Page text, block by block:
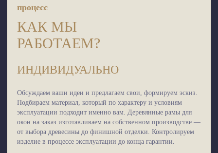
процесс
КАК МЫ
РАБОТАЕМ?
ИНДИВИДУАЛЬНО
Обсуждаем ваши идеи и предлагаем свои, формируем эскиз.
Подбираем материал, который по характеру и условиям
эксплуатации подходит именно вам. Деревянные рамы для
окон на заказ изготавливаем на собственном производстве —
от выбора древесины до финишной отделки. Контролируем
изделие в процессе эксплуатации до конца гарантии.